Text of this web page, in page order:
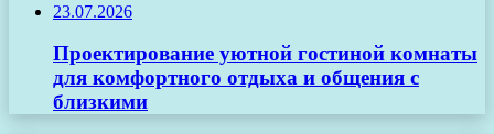
23.07.2026
Проектирование уютной гостиной комнаты
для комфортного отдыха и общения с
близкими